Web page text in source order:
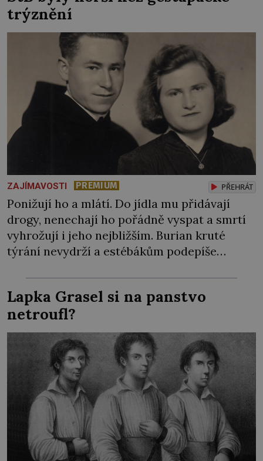
trýznění
ZAJÍMAVOSTI PREMIUM PŘEHRÁT
Ponižují ho a mlátí. Do jídla mu přidávají
drogy, nenechají ho pořádně vyspat a smrtí
vyhrožují i jeho nejbližším. Burian kruté
týrání nevydrží a estébákům podepíše
jim potvrdí také to, že na něj během výslechů
nikdo nevyvíjel fyzický ani psychický nátlak.
Syn brněnského řezníka chce být knězem a
[…]
Lapka Grasel si na panstvo
netroufl?